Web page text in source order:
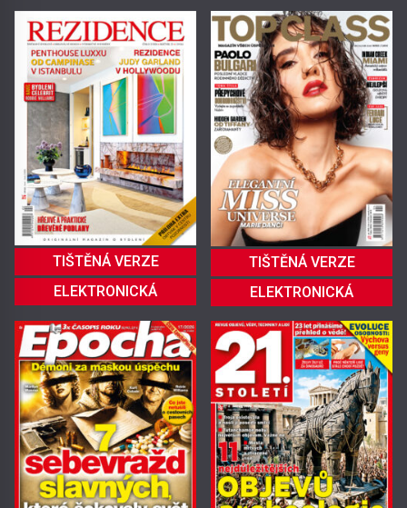
TIŠTĚNÁ VERZE
ELEKTRONICKÁ
TIŠTĚNÁ VERZE
ELEKTRONICKÁ